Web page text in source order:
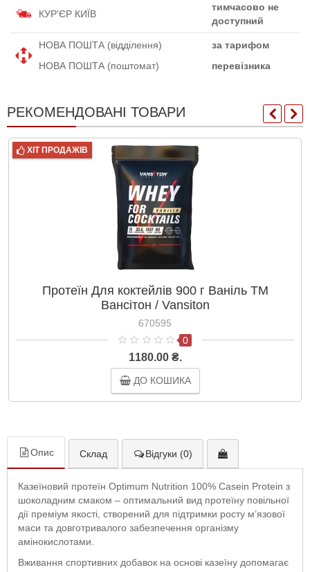
КУР'ЄР КИЇВ
тимчасово не
доступний
НОВА ПОШТА (відділення)
за тарифом
НОВА ПОШТА (поштомат)
перевізника
РЕКОМЕНДОВАНІ ТОВАРИ
ХІТ ПРОДАЖІВ
Протеїн Для коктейлів 900 г Ваніль ТМ
Вансітон / Vansiton
670595
0
1180.00 ₴.
ДО КОШИКА
Опис Склад Відгуки (0)
Казеїновий протеїн Optimum Nutrition 100% Casein Protein з
шоколадним смаком – оптимальний вид протеїну повільної
дії преміум якості, створений для підтримки росту м’язової
маси та довготривалого забезпечення організму
амінокислотами.
Вживання спортивних добавок на основі казеїну допомагає